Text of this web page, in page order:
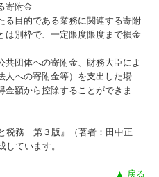
寄附金
る目的である業務に関連する寄附
は別枠で、一定限度限度まで損金
共団体への寄附金、財務大臣によ
人への寄附金等）を支出した場
額から控除することができま
税務 第３版』（著者：田中正
ています。
▲ 戻る